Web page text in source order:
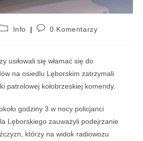
Info 0 Komentarzy
usiłowali się włamać się do
na osiedlu Lęborskim zatrzymali
patrolowej kołobrzeskiej komendy.
godziny 3 w nocy policjanci
Lęborskiego zauważyli podejrzanie
którzy na widok radiowozu